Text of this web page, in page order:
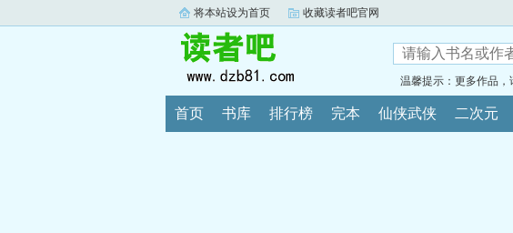
将本站设为首页 收藏读者吧官网
温馨提示：更多作品，
首页 书库 排行榜 完本 仙侠武侠 二次元